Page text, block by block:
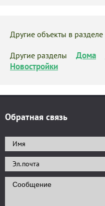
Другие объекты в разделе
Другие разделы Дома
Новостройки
Обратная связь